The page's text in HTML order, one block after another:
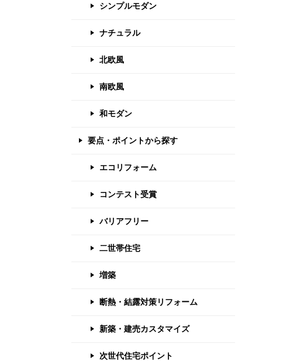
シンプルモダン
ナチュラル
北欧風
南欧風
和モダン
要点・ポイントから探す
エコリフォーム
コンテスト受賞
バリアフリー
二世帯住宅
増築
断熱・結露対策リフォーム
新築・建売カスタマイズ
次世代住宅ポイント